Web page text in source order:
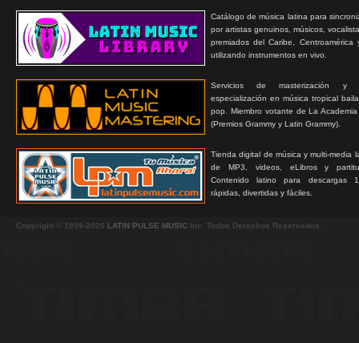
Catálogo de música latina para
por artistas genuinos, músicos,
premiados del Caribe, Centroamérica
utilizando instrumentos en vivo.
Servicios de masterización y
especialización en música tropical
pop. Miembro votante de La
(Premios Grammy y Latin Grammy).
Tienda digital de música y multi-media
de MP3, videos, eLibros y
Contenido latino para descargas
rápidas, divertidas y fáciles.
Copyright © 1999-2026 LATIN PULSE MUSIC Inc. Todos Derechos Reservados.